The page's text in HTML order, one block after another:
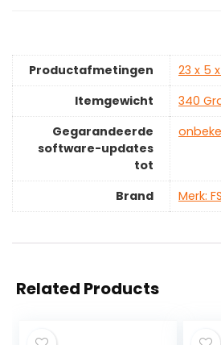
Productafmetingen
‎23 x 5
Itemgewicht
‎340
Gegarandeerde
software-updates
tot
Brand Merk:
Related Products